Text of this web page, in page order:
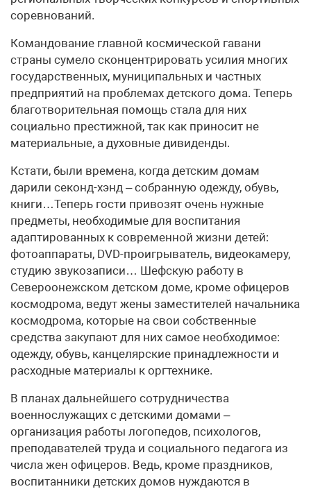
соревнований.
Командование главной космической гавани
страны сумело сконцентрировать усилия многих
государственных, муниципальных и частных
предприятий на проблемах детского дома. Теперь
благотворительная помощь стала для них
социально престижной, так как приносит не
материальные, а духовные дивиденды.
Кстати, были времена, когда детским домам
дарили секонд-хэнд – собранную одежду, обувь,
книги…Теперь гости привозят очень нужные
предметы, необходимые для воспитания
адаптированных к современной жизни детей:
фотоаппараты, DVD-проигрыватель, видеокамеру,
студию звукозаписи… Шефскую работу в
Североонежском детском доме, кроме офицеров
космодрома, ведут жены заместителей начальника
космодрома, которые на свои собственные
средства закупают для них самое необходимое:
одежду, обувь, канцелярские принадлежности и
расходные материалы к оргтехнике.
В планах дальнейшего сотрудничества
военнослужащих с детскими домами –
организация работы логопедов, психологов,
преподавателей труда и социального педагога из
числа жен офицеров. Ведь, кроме праздников,
воспитанники детских домов нуждаются в